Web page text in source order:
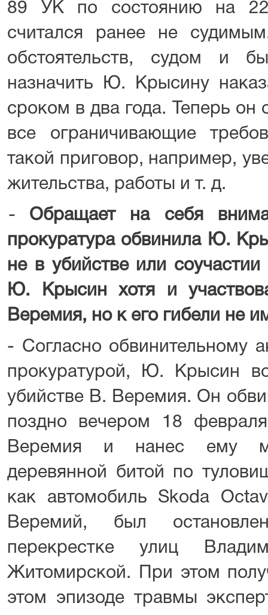
89 УК по состоянию на
считался ранее не
обстоятельств, судом и
назначить Ю. Крысину
сроком в два года. Теперь он
все ограничивающие
такой приговор, например,
жительства, работы и т. д.
- Обращает на себя
прокуратура обвинила Ю.
не в убийстве или
Ю. Крысин хотя и
Веремия, но к его гибели не
- Согласно обвинительному
прокуратурой, Ю. Крысин
убийстве В. Веремия. Он
поздно вечером 18
Веремия и нанес ему
деревянной битой по
как автомобиль Skoda
Веремий, был
перекрестке улиц
Житомирской. При этом
этом эпизоде травмы